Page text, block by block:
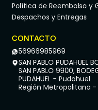
Política de Reembolso y
Despachos y Entregas
CONTACTO
56966985969
SAN PABLO PUDAHUEL
SAN PABLO 9900,
PUDAHUEL - Pudahuel
Región Metropolitana -